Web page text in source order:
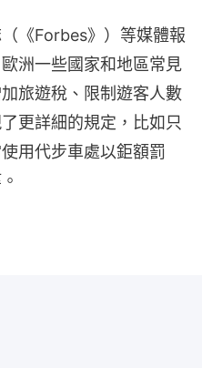
《Forbes》）等媒體報
洲一些國家和地區常見
旅遊稅、限制遊客人數
更詳細的規定，比如只
用代步車處以鉅額罰